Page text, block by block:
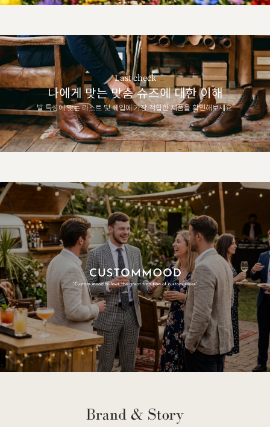
Last check
나에게 맞는 맞춤 슈즈에 대한 이해
발 특성에 맞는 라스트 및 쉐입에 가장 적합한 제품을 확인해보세요.